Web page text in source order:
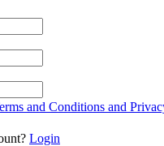
and Conditions and
Login